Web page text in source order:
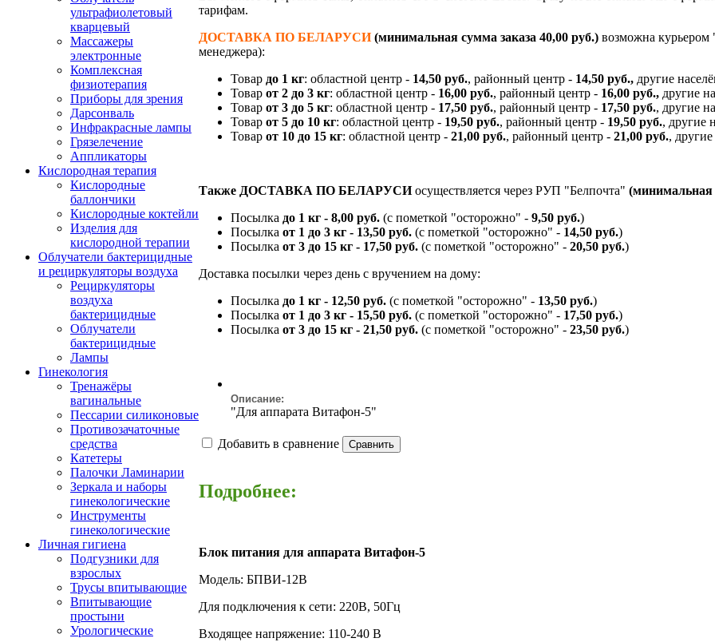
ультрафиолетовый
кварцевый
Массажеры
электронные
Комплексная
физиотерапия
Приборы для зрения
Дарсонваль
Инфракрасные лампы
Грязелечение
Аппликаторы
Кислородная терапия
Кислородные
баллончики
Кислородные коктейли
Изделия для
кислородной терапии
Облучатели бактерицидные
и рециркуляторы воздуха
Рециркуляторы
воздуха
бактерицидные
Облучатели
бактерицидные
Лампы
Гинекология
Тренажёры
вагинальные
Пессарии силиконовые
Противозачаточные
средства
Катетеры
Палочки Ламинарии
Зеркала и наборы
гинекологические
Инструменты
гинекологические
Личная гигиена
Подгузники для
взрослых
Трусы впитывающие
Впитывающие
простыни
Урологические
тарифам.
ДОСТАВКА ПО БЕЛАРУСИ (минимальная сумма заказа 40,00 руб.) возможна курьером
менеджера):
Товар до 1 кг: областной центр - 14,50 руб., районный центр - 14,50 руб., другие
Товар от 2 до 3 кг: областной центр - 16,00 руб., районный центр - 16,00 руб., другие
Товар от 3 до 5 кг: областной центр - 17,50 руб., районный центр - 17,50 руб., другие
Товар от 5 до 10 кг: областной центр - 19,50 руб., районный центр - 19,50 руб., другие
Товар от 10 до 15 кг: областной центр - 21,00 руб., районный центр - 21,00 руб.,
Также ДОСТАВКА ПО БЕЛАРУСИосуществляется через РУП "Белпочта" (минимальная
Посылка до 1 кг - 8,00 руб. (с пометкой "осторожно" - 9,50 руб.)
Посылка от 1 до 3 кг - 13,50 руб. (с пометкой "осторожно" - 14,50 руб.)
Посылка от 3 до 15 кг - 17,50 руб. (с пометкой "осторожно" - 20,50 руб.)
Доставка посылки через день с вручением на дому:
Посылка до 1 кг - 12,50 руб. (с пометкой "осторожно" - 13,50 руб.)
Посылка от 1 до 3 кг - 15,50 руб. (с пометкой "осторожно" - 17,50 руб.)
Посылка от 3 до 15 кг - 21,50 руб. (с пометкой "осторожно" - 23,50 руб.)
Описание:
"Для аппарата Витафон-5"
Добавить в сравнение
Подробнее:
Блок питания для аппарата Витафон-5
Модель: БПВИ-12В
Для подключения к сети: 220В, 50Гц
Входящее напряжение: 110-240 В